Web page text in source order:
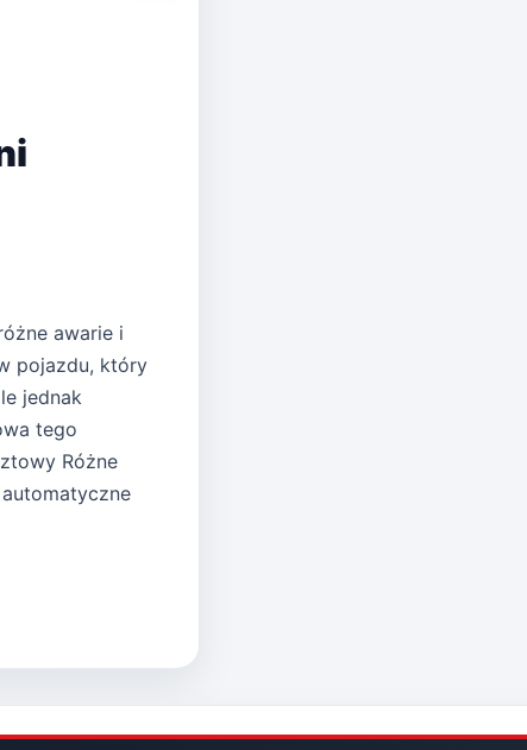
awarie i
pojazdu, który
jednak
tego
Różne